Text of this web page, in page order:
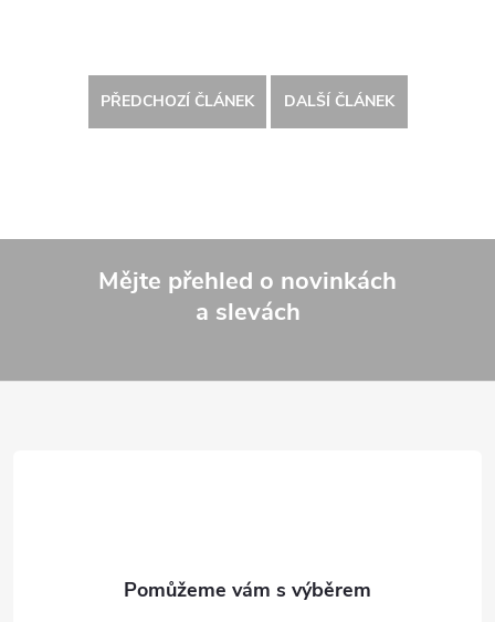
PŘEDCHOZÍ ČLÁNEK DALŠÍ ČLÁNEK
á
Mějte přehled o novinkách
a slevách